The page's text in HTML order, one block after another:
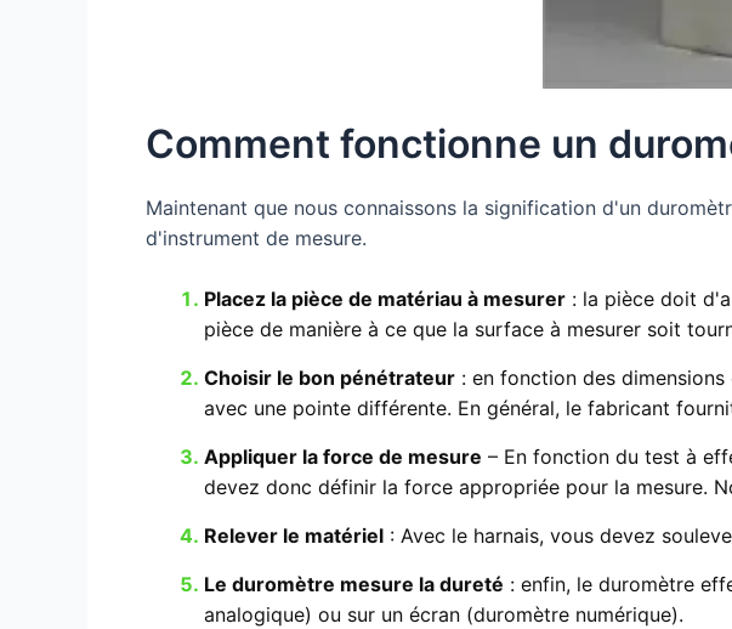
Comment fonctionne un
Maintenant que nous connaissons la signification d'un
d'instrument de mesure.
Placez la pièce de matériau à mesurer : la pièce doit
pièce de manière à ce que la surface à mesurer soit
Choisir le bon pénétrateur : en fonction des
avec une pointe différente. En général, le fabricant
Appliquer la force de mesure – En fonction du test à
devez donc définir la force appropriée pour la mesure.
Relever le matériel : Avec le harnais, vous devez
Le duromètre mesure la dureté : enfin, le duromètre
analogique) ou sur un écran (duromètre numérique).